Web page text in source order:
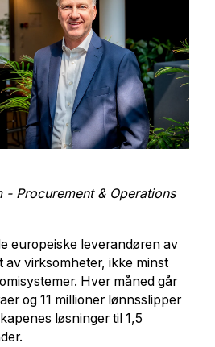
- Procurement & Operations
europeiske leverandøren av
av virksomheter, ikke minst
Hver måned går
og 11 millioner lønnsslipper
løsninger til 1,5